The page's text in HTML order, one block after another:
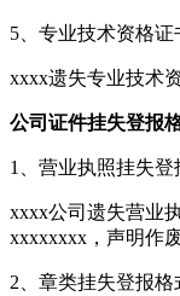
5、专业技术资格证
xxxx遗失专业技术
公司证件挂失登报
1、营业执照挂失登
xxxx公司遗失营业
xxxxxxxx，声明作废
2、章类挂失登报格